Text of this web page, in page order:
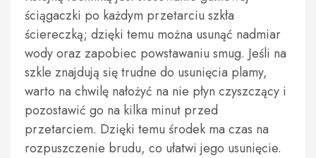
ściągaczki po każdym przetarciu szkła
ściereczką; dzięki temu można usunąć nadmiar
wody oraz zapobiec powstawaniu smug. Jeśli na
szkle znajdują się trudne do usunięcia plamy,
warto na chwilę nałożyć na nie płyn czyszczący i
pozostawić go na kilka minut przed
przetarciem. Dzięki temu środek ma czas na
rozpuszczenie brudu, co ułatwi jego usunięcie.